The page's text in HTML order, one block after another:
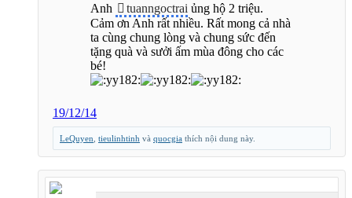
Anh tuanngoctrai ủng hộ 2 triệu.
Cảm ơn Anh rất nhiều. Rất mong cả nhà
ta cùng chung lòng và chung sức đến
tặng quà và sưởi ấm mùa đông cho các
bé!
19/12/14
LeQuyen tieulinhtinh và quocgia thích nội dung này.